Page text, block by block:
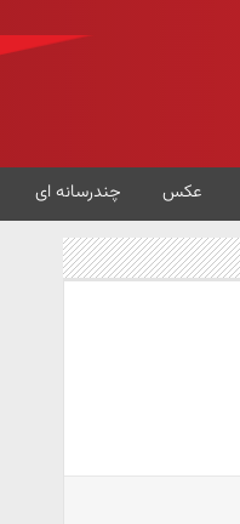
عکس چندرسانه ای